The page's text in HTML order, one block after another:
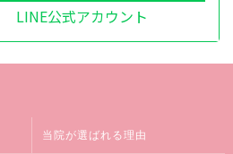
LINE公式アカウント
当院が選ばれる理由